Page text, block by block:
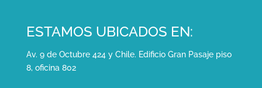
ESTAMOS UBICADOS EN:
Av. 9 de Octubre 424 y Chile. Edificio Gran Pasaje piso
8, oficina 802